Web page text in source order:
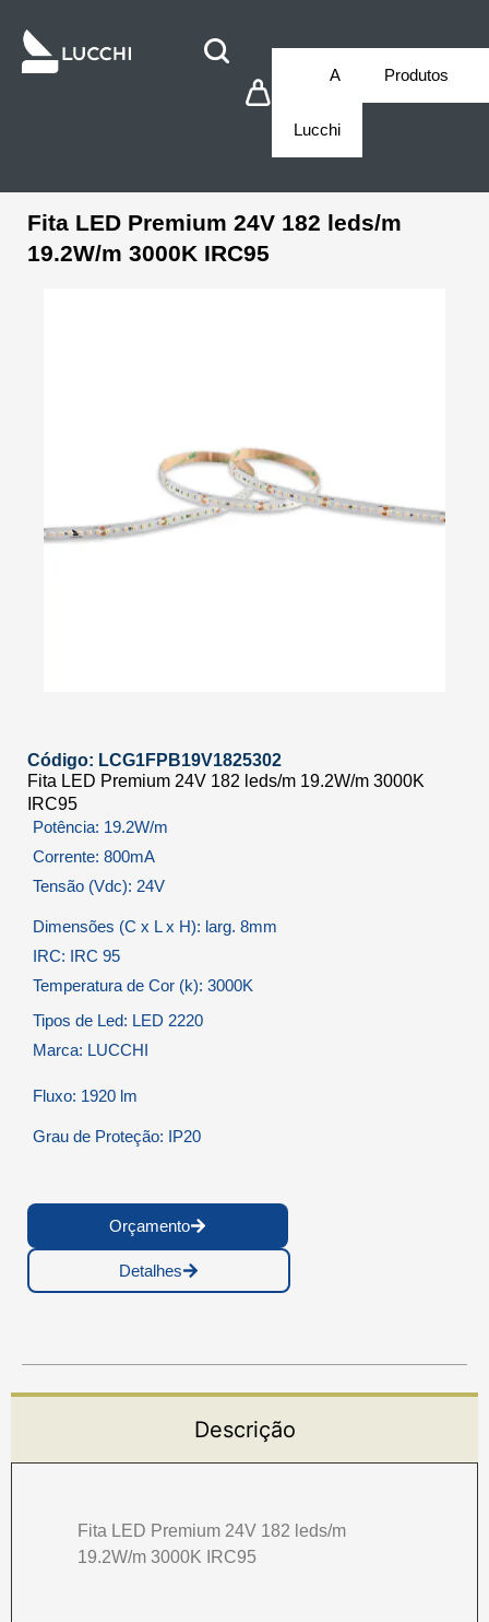
A
Lucchi
Produtos
Fita LED Premium 24V 182 leds/m
19.2W/m 3000K IRC95
Código: LCG1FPB19V1825302
Fita LED Premium 24V 182 leds/m 19.2W/m 3000K
IRC95
Potência: 19.2W/m
Corrente: 800mA
Tensão (Vdc): 24V
Dimensões (C x L x H): larg. 8mm
IRC: IRC 95
Temperatura de Cor (k): 3000K
Tipos de Led: LED 2220
Marca: LUCCHI
Fluxo: 1920 lm
Grau de Proteção: IP20
Orçamento
Detalhes
Descrição
Fita LED Premium 24V 182 leds/m
19.2W/m 3000K IRC95